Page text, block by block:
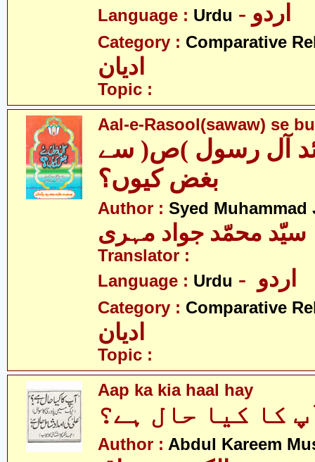
Language : Urdu - اردو
Category : Comparative
ادیان
Topic :
Aal-e-Rasool(sawaw) se
آل رسول )ص( سے
بغض کیوں؟
Author : Syed Muhammad
سیّد محمّد جواد مہری
Translator :
Language : Urdu
Category : Comparative
ادیان
Topic :
Aap ka kia haal hay
کا کیا حال ہے؟
Author : Abdul Kareem